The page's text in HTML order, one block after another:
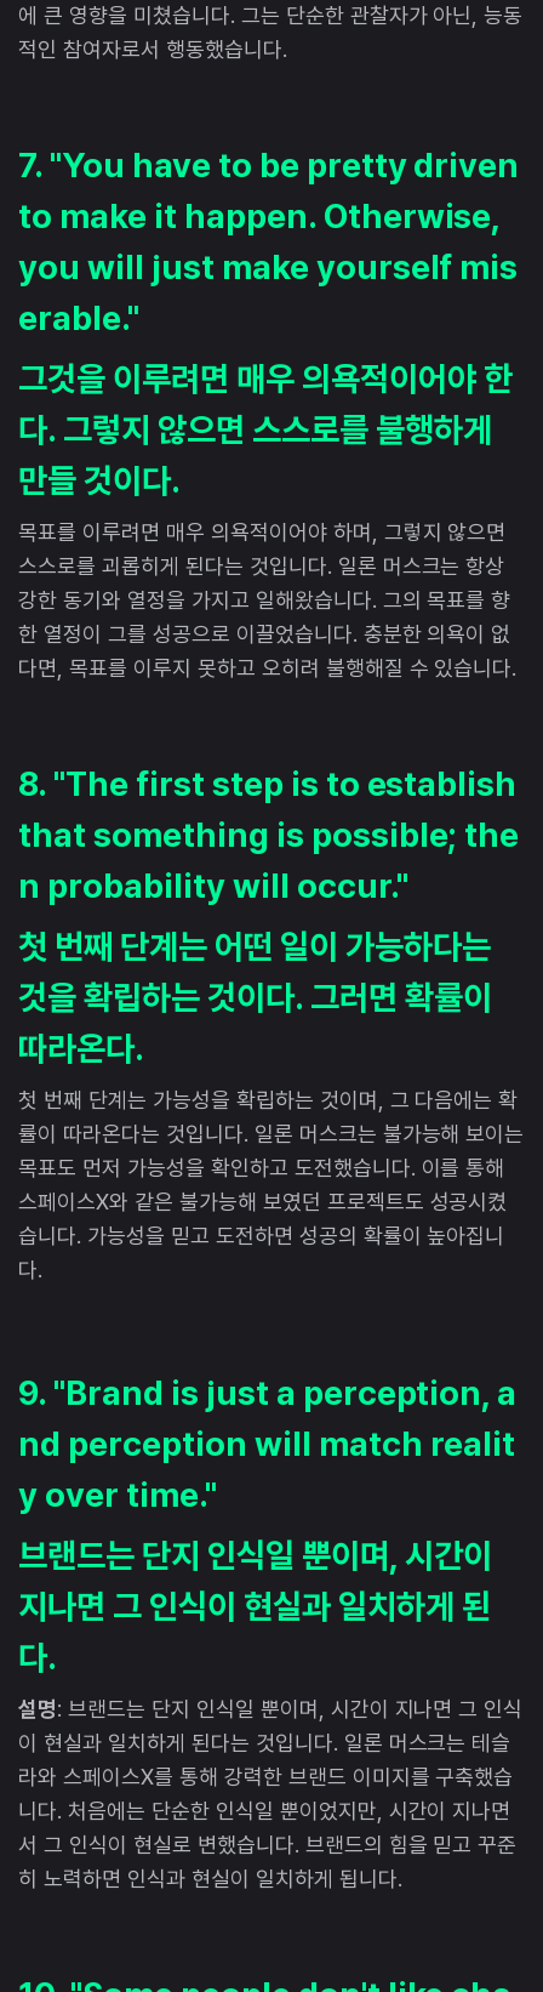
에 큰 영향을 미쳤습니다. 그는 단순한 관찰자가 아닌, 능동
적인 참여자로서 행동했습니다.
7. "You have to be pretty driven
to make it happen. Otherwise,
you will just make yourself mis
erable."
그것을 이루려면 매우 의욕적이어야 한
다. 그렇지 않으면 스스로를 불행하게
만들 것이다.
목표를 이루려면 매우 의욕적이어야 하며, 그렇지 않으면
스스로를 괴롭히게 된다는 것입니다. 일론 머스크는 항상
강한 동기와 열정을 가지고 일해왔습니다. 그의 목표를 향
한 열정이 그를 성공으로 이끌었습니다. 충분한 의욕이 없
다면, 목표를 이루지 못하고 오히려 불행해질 수 있습니다.
8. "The first step is to establish
that something is possible; the
n probability will occur."
첫 번째 단계는 어떤 일이 가능하다는
것을 확립하는 것이다. 그러면 확률이
따라온다.
첫 번째 단계는 가능성을 확립하는 것이며, 그 다음에는 확
률이 따라온다는 것입니다. 일론 머스크는 불가능해 보이는
목표도 먼저 가능성을 확인하고 도전했습니다. 이를 통해
스페이스X와 같은 불가능해 보였던 프로젝트도 성공시켰
습니다. 가능성을 믿고 도전하면 성공의 확률이 높아집니
다.
9. "Brand is just a perception, a
nd perception will match realit
y over time."
브랜드는 단지 인식일 뿐이며, 시간이
지나면 그 인식이 현실과 일치하게 된
다.
설명: 브랜드는 단지 인식일 뿐이며, 시간이 지나면 그 인식
이 현실과 일치하게 된다는 것입니다. 일론 머스크는 테슬
라와 스페이스X를 통해 강력한 브랜드 이미지를 구축했습
니다. 처음에는 단순한 인식일 뿐이었지만, 시간이 지나면
서 그 인식이 현실로 변했습니다. 브랜드의 힘을 믿고 꾸준
히 노력하면 인식과 현실이 일치하게 됩니다.